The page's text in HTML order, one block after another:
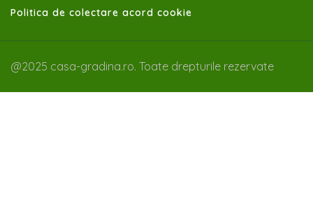
Politica de colectare acord cookie
@2025 casa-gradina.ro. Toate drepturile rezervate